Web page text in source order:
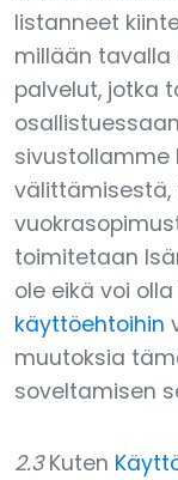
listanneet
millään tavalla
palvelut, jotka
toimitetaan
ole eikä voi
käyttöehtoihin
muutoksia
soveltamisen
2.3Kuten